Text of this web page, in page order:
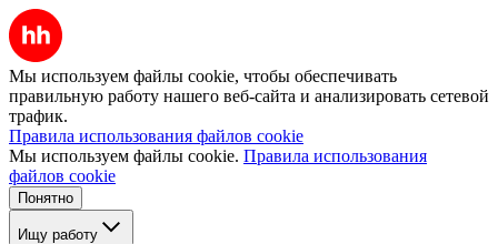
Мы используем файлы cookie, чтобы обеспечивать
правильную работу нашего веб-сайта и анализировать сетевой
трафик.
Правила использования файлов cookie
Мы используем файлы cookie. Правила использования
файлов cookie
Понятно
Ищу работу